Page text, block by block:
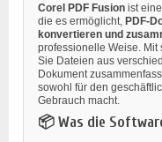
Corel PDF Fusion ist
die es ermöglicht, PDF-
konvertieren und
professionelle Weise. Mit
Sie Dateien aus
Dokument
sowohl für den
Gebrauch macht.
📦 Was die